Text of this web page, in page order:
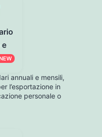
annuali e mensili,
l’esportazione in
personale o